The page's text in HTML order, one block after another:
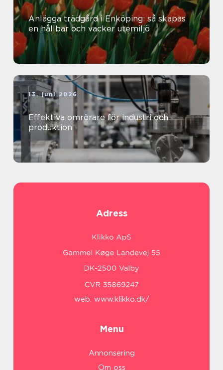
Anlägga trädgård i Enköping: så skapas
en hållbar och vacker utemiljö
13. juni 2026
Effektiva omrörare för industri och
produktion
Adress
web: www.klikko.dk/
Menu
Annonsering
Om oss